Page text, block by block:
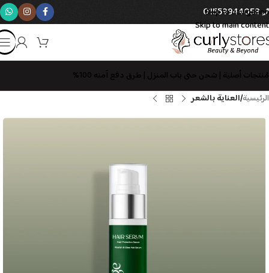
Skip to navigation
Skip to main content
01559944058
مُنتجات أصلية | شحن حتى باب المنزل | طرق دفع آمنه 100%
الرئيسية العناية بالشعر